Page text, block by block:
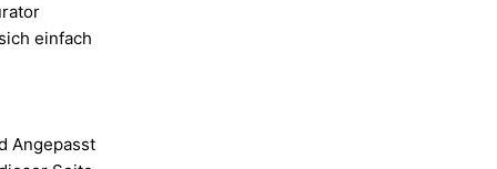
einfach
Angepasst